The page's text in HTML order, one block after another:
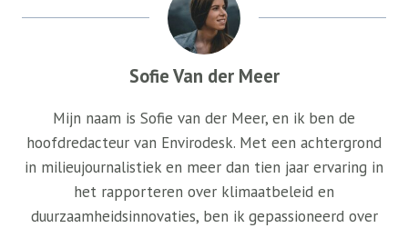
Sofie Van der Meer
Mijn naam is Sofie van der Meer, en ik ben de
hoofdredacteur van Envirodesk. Met een achtergrond
in milieujournalistiek en meer dan tien jaar ervaring in
het rapporteren over klimaatbeleid en
duurzaamheidsinnovaties, ben ik gepassioneerd over